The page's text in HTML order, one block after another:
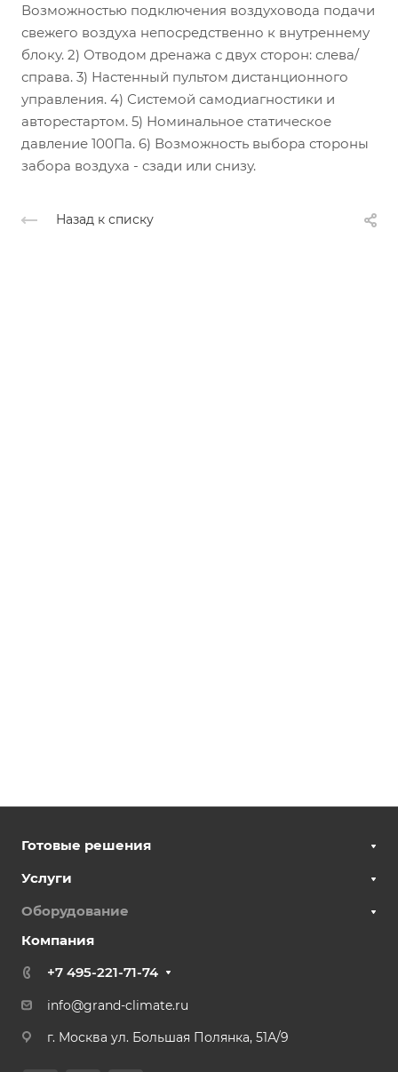
Возможностью подключения воздуховода подачи
свежего воздуха непосредственно к внутреннему
блоку. 2) Отводом дренажа с двух сторон: слева/
справа. 3) Настенный пультом дистанционного
управления. 4) Системой самодиагностики и
авторестартом. 5) Номинальное статическое
давление 100Па. 6) Возможность выбора стороны
забора воздуха - сзади или снизу.
Назад к списку
Готовые решения
Услуги
Оборудование
Компания
+7 495-221-71-74
info@grand-climate.ru
г. Москва ул. Большая Полянка, 51А/9